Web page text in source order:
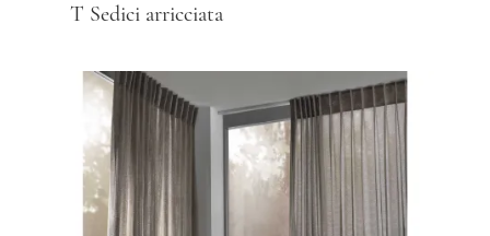
T Sedici arricciata